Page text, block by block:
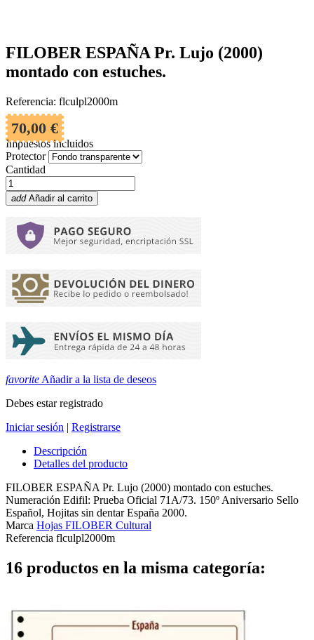
FILOBER ESPAÑA Pr. Lujo (2000)
montado con estuches.
Referencia: flculpl2000m
70,00 €
Impuestos incluidos
Protector
Cantidad
add Añadir al carrito
favorite Añadir a la lista de deseos
Debes estar registrado
Iniciar sesión | Registrarse
Descripción
Detalles del producto
FILOBER ESPAÑA Pr. Lujo (2000) montado con estuches.
Numeración Edifil: Prueba Oficial 71A/73. 150º Aniversario Sello
Español, Hojitas sin dentar España 2000.
Marca Hojas FILOBER Cultural
Referencia flculpl2000m
16 productos en la misma categoría: